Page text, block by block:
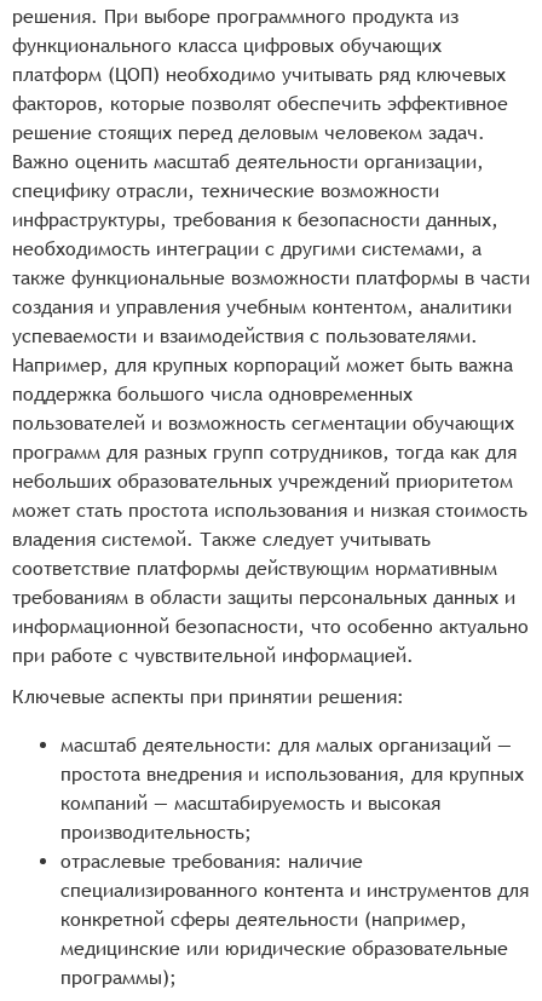
решения. При выборе программного продукта из
функционального класса цифровых обучающих
платформ (ЦОП) необходимо учитывать ряд ключевых
факторов, которые позволят обеспечить эффективное
решение стоящих перед деловым человеком задач.
Важно оценить масштаб деятельности организации,
специфику отрасли, технические возможности
инфраструктуры, требования к безопасности данных,
необходимость интеграции с другими системами, а
также функциональные возможности платформы в части
создания и управления учебным контентом, аналитики
успеваемости и взаимодействия с пользователями.
Например, для крупных корпораций может быть важна
поддержка большого числа одновременных
пользователей и возможность сегментации обучающих
программ для разных групп сотрудников, тогда как для
небольших образовательных учреждений приоритетом
может стать простота использования и низкая стоимость
владения системой. Также следует учитывать
соответствие платформы действующим нормативным
требованиям в области защиты персональных данных и
информационной безопасности, что особенно актуально
при работе с чувствительной информацией.
Ключевые аспекты при принятии решения:
масштаб деятельности: для малых организаций —
простота внедрения и использования, для крупных
компаний — масштабируемость и высокая
производительность;
отраслевые требования: наличие
специализированного контента и инструментов для
конкретной сферы деятельности (например,
медицинские или юридические образовательные
программы);